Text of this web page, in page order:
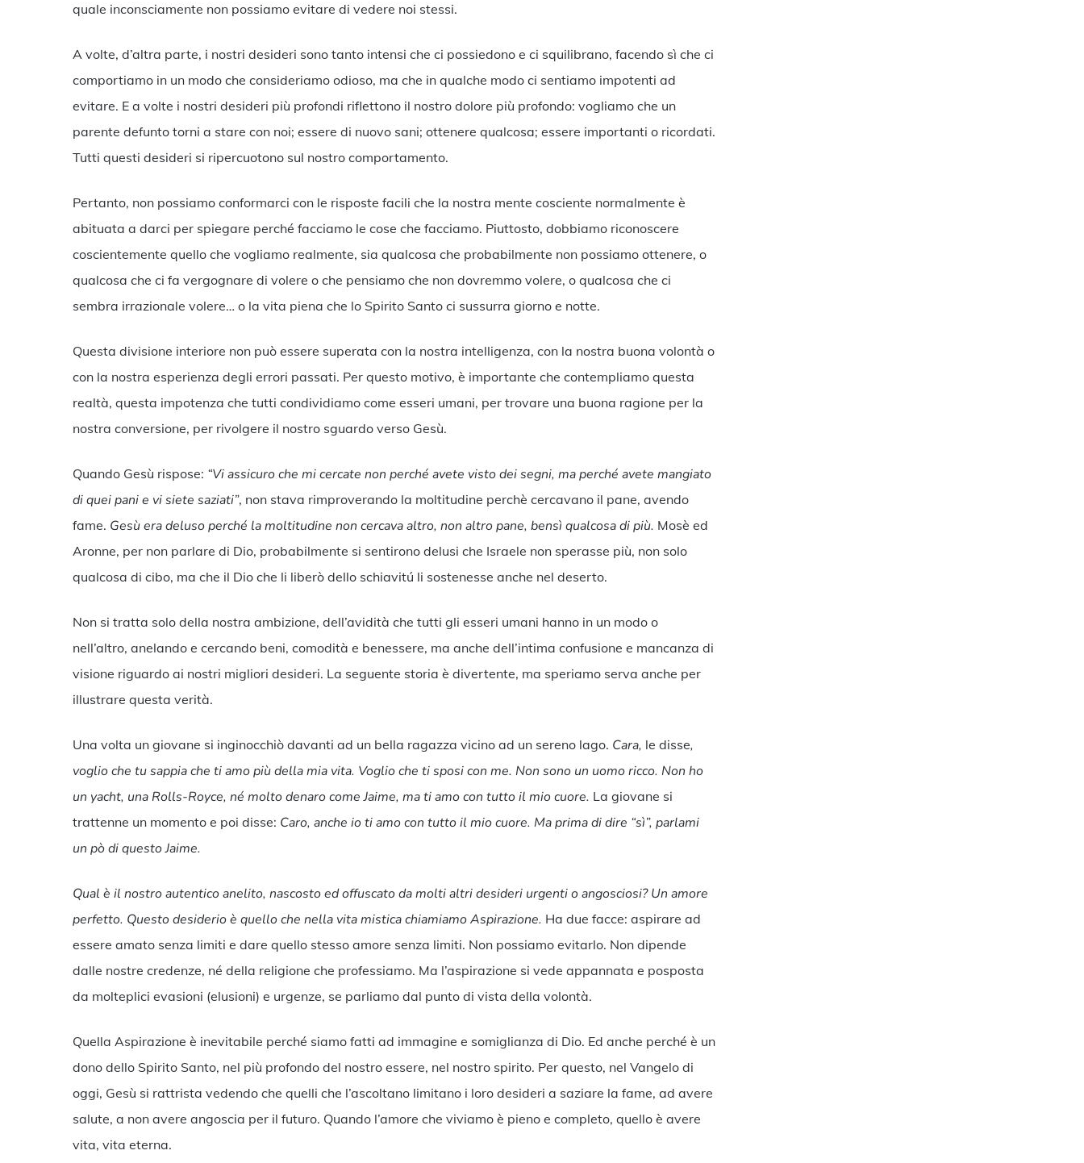
quale inconsciamente non possiamo evitare di vedere noi stessi.
A volte, d’altra parte, i nostri desideri sono tanto intensi che ci possiedono e ci squilibrano, facendo sì che ci
comportiamo in un modo che consideriamo odioso, ma che in qualche modo ci sentiamo impotenti ad
evitare. E a volte i nostri desideri più profondi riflettono il nostro dolore più profondo: vogliamo che un
parente defunto torni a stare con noi; essere di nuovo sani; ottenere qualcosa; essere importanti o ricordati.
Tutti questi desideri si ripercuotono sul nostro comportamento.
Pertanto, non possiamo conformarci con le risposte facili che la nostra mente cosciente normalmente è
abituata a darci per spiegare perché facciamo le cose che facciamo. Piuttosto, dobbiamo riconoscere
coscientemente quello che vogliamo realmente, sia qualcosa che probabilmente non possiamo ottenere, o
qualcosa che ci fa vergognare di volere o che pensiamo che non dovremmo volere, o qualcosa che ci
sembra irrazionale volere… o la vita piena che lo Spirito Santo ci sussurra giorno e notte.
Questa divisione interiore non può essere superata con la nostra intelligenza, con la nostra buona volontà o
con la nostra esperienza degli errori passati. Per questo motivo, è importante che contempliamo questa
realtà, questa impotenza che tutti condividiamo come esseri umani, per trovare una buona ragione per la
nostra conversione, per rivolgere il nostro sguardo verso Gesù.
Quando Gesù rispose: “Vi assicuro che mi cercate non perché avete visto dei segni, ma perché avete mangiato
di quei pani e vi siete saziati”, non stava rimproverando la moltitudine perchè cercavano il pane, avendo
fame. Gesù era deluso perché la moltitudine non cercava altro, non altro pane, bensì qualcosa di più. Mosè ed
Aronne, per non parlare di Dio, probabilmente si sentirono delusi che Israele non sperasse più, non solo
qualcosa di cibo, ma che il Dio che li liberò dello schiavitú li sostenesse anche nel deserto.
Non si tratta solo della nostra ambizione, dell’avidità che tutti gli esseri umani hanno in un modo o
nell’altro, anelando e cercando beni, comodità e benessere, ma anche dell’intima confusione e mancanza di
visione riguardo ai nostri migliori desideri. La seguente storia è divertente, ma speriamo serva anche per
illustrare questa verità.
Una volta un giovane si inginocchiò davanti ad un bella ragazza vicino ad un sereno lago. Cara, le disse,
voglio che tu sappia che ti amo più della mia vita. Voglio che ti sposi con me. Non sono un uomo ricco. Non ho
un yacht, una Rolls-Royce, né molto denaro come Jaime, ma ti amo con tutto il mio cuore. La giovane si
trattenne un momento e poi disse: Caro, anche io ti amo con tutto il mio cuore. Ma prima di dire “sì”, parlami
un pò di questo Jaime.
Qual è il nostro autentico anelito, nascosto ed offuscato da molti altri desideri urgenti o angosciosi? Un amore
perfetto. Questo desiderio è quello che nella vita mistica chiamiamo Aspirazione. Ha due facce: aspirare ad
essere amato senza limiti e dare quello stesso amore senza limiti. Non possiamo evitarlo. Non dipende
dalle nostre credenze, né della religione che professiamo. Ma l’aspirazione si vede appannata e posposta
da molteplici evasioni (elusioni) e urgenze, se parliamo dal punto di vista della volontà.
Quella Aspirazione è inevitabile perché siamo fatti ad immagine e somiglianza di Dio. Ed anche perché è un
dono dello Spirito Santo, nel più profondo del nostro essere, nel nostro spirito. Per questo, nel Vangelo di
oggi, Gesù si rattrista vedendo che quelli che l’ascoltano limitano i loro desideri a saziare la fame, ad avere
salute, a non avere angoscia per il futuro. Quando l’amore che viviamo è pieno e completo, quello è avere
vita, vita eterna.